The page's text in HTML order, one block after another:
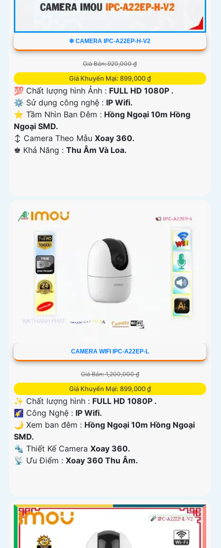
❇ CAMERA IPC-A22EP-H-V2
Giá Bán: 920,000 ₫
Giá Khuyến Mại: 899,000 ₫
💯 Chất lượng hình Ảnh : FULL HD 1080P .
⚙ Sử dụng công nghệ : IP Wifi.
⭐ Tầm Nhìn Ban Đêm : Hồng Ngoại 10m Hồng
Ngoại SMD.
↕️ Camera Theo Mẫu Xoay 360.
️♚ Khả Năng : Thu Âm Và Loa.
CAMERA WIFI IPC-A22EP-L
Giá Bán: 1,200,000 ₫
Giá Khuyến Mại: 899,000 ₫
✨ Chất lượng hình : FULL HD 1080P .
🌠 Công Nghệ : IP Wifi.
🌙 Xem ban đêm : Hồng Ngoại 10m Hồng Ngoại
SMD.
🔩 Thiết Kế Camera Xoay 360.
️📡 Ưu Điểm : Xoay 360 Thu Âm.